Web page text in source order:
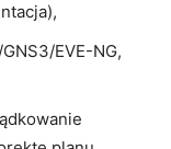
EVE-NG,